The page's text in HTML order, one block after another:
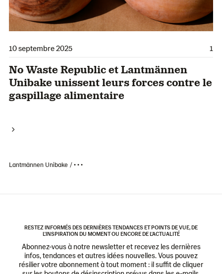
10 septembre 2025 1
No Waste Republic et Lantmännen
Unibake unissent leurs forces contre le
gaspillage alimentaire
Lantmännen Unibake • • •
RESTEZ INFORMÉS DES DERNIÈRES TENDANCES ET POINTS DE VUE, DE
L'INSPIRATION DU MOMENT OU ENCORE DE L'ACTUALITÉ
Abonnez-vous à notre newsletter et recevez les dernières
infos, tendances et autres idées nouvelles. Vous pouvez
résilier votre abonnement à tout moment : il suffit de cliquer